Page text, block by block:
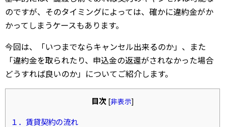
のですが、そのタイミングによっては、確かに違約金がか
かってしまうケースもあります。
今回は、「いつまでならキャンセル出来るのか」、また
「違約金を取られたり、申込金の返還がされなかった場合
どうすれば良いのか」についてご紹介します。
目次 [非表示]
１．賃貸契約の流れ